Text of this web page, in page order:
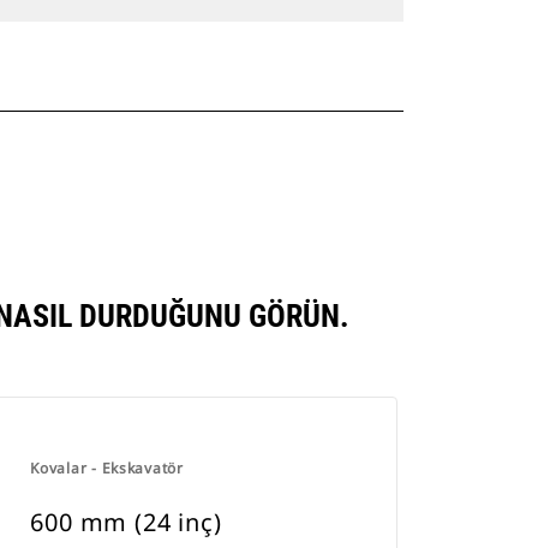
DURDUĞUNU GÖRÜN.
Kovalar - Ekskavatör
600 mm (24 inç)